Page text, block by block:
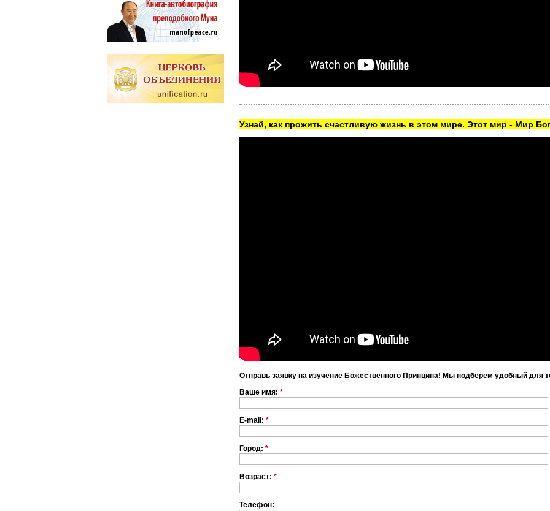
Узнай, как прожить счастливую жизнь в этом мире. Этот мир - Мир
Отправь заявку на изучение Божественного Принципа! Мы подберем удобный для
Ваше имя: *
E-mail: *
Город: *
Возраст: *
Телефон: